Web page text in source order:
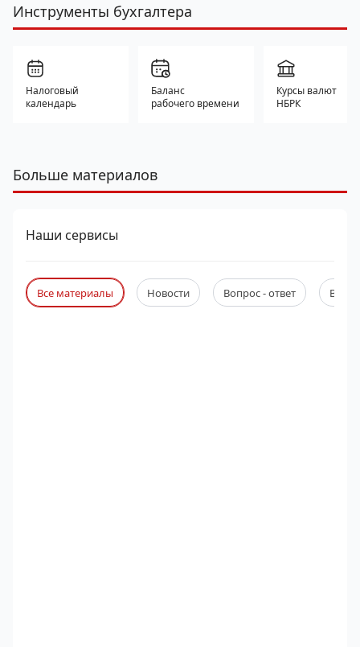
Инструменты бухгалтера
Налоговый
календарь
Баланс
рабочего времени
Курсы валют
НБРК
Больше материалов
Наши сервисы
Все материалы Новости Вопрос - ответ